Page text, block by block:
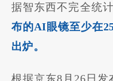
据智东西不完全统计
布的AI眼镜至少在
出炉。